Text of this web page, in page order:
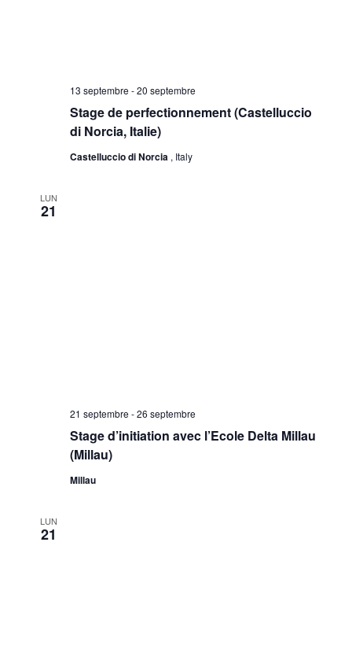
Stage de perfectionnement (Castelluccio
di Norcia, Italie)
13 septembre -20 septembre
Castelluccio di Norcia , Italy
LUN
21
Stage d’initiation avec l’Ecole Delta Millau
(Millau)
21 septembre -26 septembre
Millau
LUN
21